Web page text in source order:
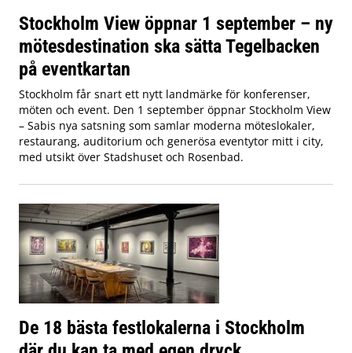
Stockholm View öppnar 1 september – ny
mötesdestination ska sätta Tegelbacken
på eventkartan
Stockholm får snart ett nytt landmärke för konferenser,
möten och event. Den 1 september öppnar Stockholm View
– Sabis nya satsning som samlar moderna möteslokaler,
restaurang, auditorium och generösa eventytor mitt i city,
med utsikt över Stadshuset och Rosenbad.
De 18 bästa festlokalerna i Stockholm